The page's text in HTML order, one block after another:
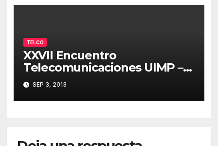
TELCO
XXVII Encuentro
Telecomunicaciones UIMP –
Resumen 03/09/2013
SEP 3, 2013